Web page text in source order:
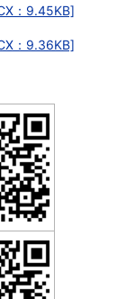
：9.45KB]
：9.36KB]